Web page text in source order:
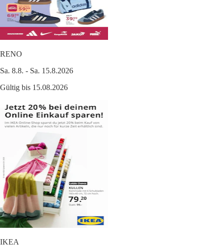
RENO
Sa. 8.8. - Sa. 15.8.2026
Gültig bis 15.08.2026
IKEA